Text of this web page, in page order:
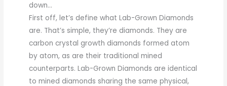
down…
First off, let’s define what Lab-Grown Diamonds
are. That’s simple, they’re diamonds. They are
carbon crystal growth diamonds formed atom
by atom, as are their traditional mined
counterparts. Lab-Grown Diamonds are identical
to mined diamonds sharing the same physical,